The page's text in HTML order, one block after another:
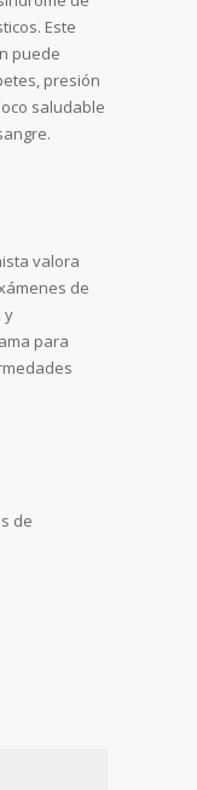
Este
puede
presión
saludable
valora
de
y
para
de